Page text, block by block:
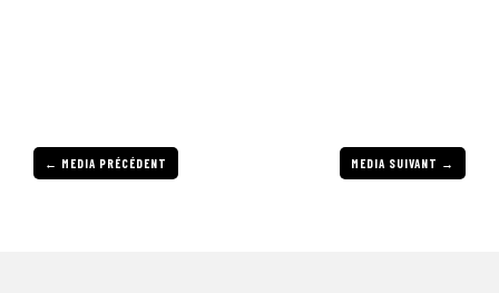
← MEDIA PRÉCÉDENT MEDIA SUIVANT →